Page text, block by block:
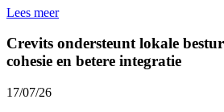
Lees meer
Crevits ondersteunt lokale
cohesie en betere integratie
17/07/26